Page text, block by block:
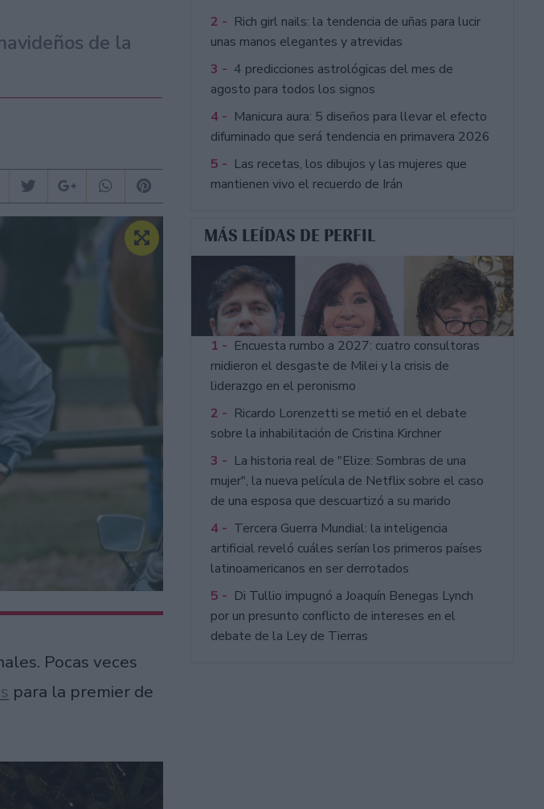
de la
Pocas veces
para la premier de
2 - Rich girl nails: la tendencia de uñas para lucir
unas manos elegantes y atrevidas
3 - 4 predicciones astrológicas del mes de
agosto para todos los signos
4 - Manicura aura: 5 diseños para llevar el efecto
difuminado que será tendencia en primavera 2026
5 - Las recetas, los dibujos y las mujeres que
mantienen vivo el recuerdo de Irán
MÁS LEÍDAS DE PERFIL
1 - Encuesta rumbo a 2027: cuatro consultoras
midieron el desgaste de Milei y la crisis de
liderazgo en el peronismo
2 - Ricardo Lorenzetti se metió en el debate
sobre la inhabilitación de Cristina Kirchner
3 - La historia real de "Elize: Sombras de una
mujer", la nueva película de Netflix sobre el caso
de una esposa que descuartizó a su marido
4 - Tercera Guerra Mundial: la inteligencia
artificial reveló cuáles serían los primeros países
latinoamericanos en ser derrotados
5 - Di Tullio impugnó a Joaquín Benegas Lynch
por un presunto conflicto de intereses en el
debate de la Ley de Tierras